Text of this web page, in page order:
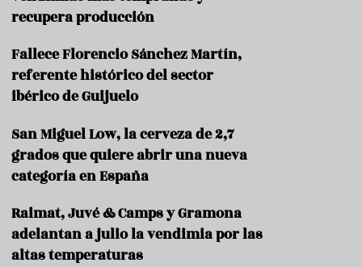
e
r
a
n
s
F
recupera producción
Fallece Florencio Sánchez Martín,
referente histórico del sector
ibérico de Guijuelo
San Miguel Low, la cerveza de 2,7
grados que quiere abrir una nueva
categoría en España
Raimat, Juvé & Camps y Gramona
adelantan a julio la vendimia por las
altas temperaturas